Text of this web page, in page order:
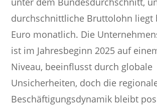
durchschnittliche Bruttolohn liegt
Euro monatlich. Die
ist im Jahresbeginn 2025 auf
Niveau, beeinflusst durch globale
Unsicherheiten, doch die
Beschäftigungsdynamik bleibt